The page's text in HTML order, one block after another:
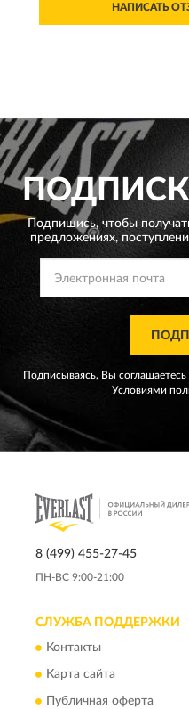
НАПИСАТЬ
Подпишись, чтобы
предложениях,
Подписываясь, Вы соглашаетесь
Условиями
8 (499) 455-27-45
ПН-ВС 9:00-21:00
СЛУЖБА ПОДДЕРЖКИ
Контакты
Карта сайта
Публичная оферта